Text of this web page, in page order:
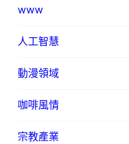
www
人工智慧
動漫領域
咖啡風情
宗教產業